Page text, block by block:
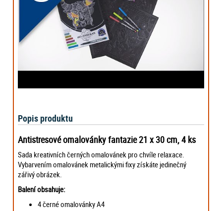
Popis produktu
Antistresové omalovánky fantazie 21 x 30 cm, 4 ks
Sada kreativních černých omalovánek pro chvíle relaxace.
Vybarvením omalovánek metalickými fixy získáte jedinečný
zářivý obrázek.
Balení obsahuje:
4 černé omalovánky A4